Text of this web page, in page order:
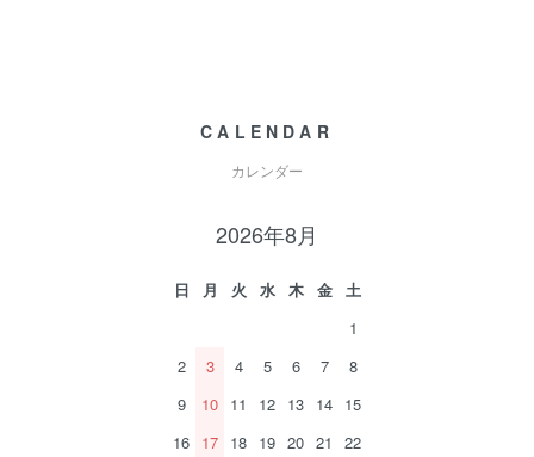
CALENDAR
カレンダー
2026年8月
日 月 火 水 木 金
土
1
2
3 4 5 6 7
8
9
10 11 12 13 14 15
16 17 18 19 20 21
22